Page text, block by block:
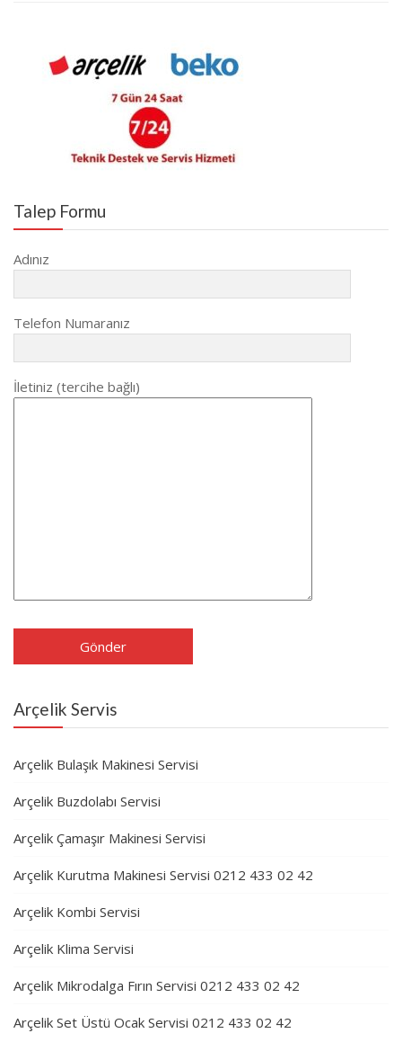
Talep Formu
Adınız
Telefon Numaranız
İletiniz (tercihe bağlı)
Arçelik Servis
Arçelik Bulaşık Makinesi Servisi
Arçelik Buzdolabı Servisi
Arçelik Çamaşır Makinesi Servisi
Arçelik Kurutma Makinesi Servisi 0212 433 02 42
Arçelik Kombi Servisi
Arçelik Klima Servisi
Arçelik Mikrodalga Fırın Servisi 0212 433 02 42
Arçelik Set Üstü Ocak Servisi 0212 433 02 42